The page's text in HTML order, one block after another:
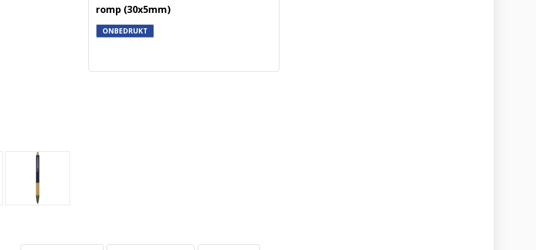
romp (30x5mm)
ONBEDRUKT